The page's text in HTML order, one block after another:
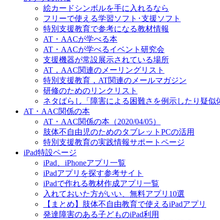
絵カードシンボルを手に入れるなら
フリーで使える学習ソフト･支援ソフト
特別支援教育で参考になる教材情報
AT・AACが学べる本
AT・AACが学べるイベント研究会
支援機器が常設展示されている場所
AT，AAC関連のメーリングリスト
特別支援教育，AT関連のメールマガジン
研修のためのリンクリスト
ネタばらし「障害による困難さを例示したり疑似
AT・AAC関係の本
AT・AAC関係の本（2020/04/05）
肢体不自由児のためのタブレットPCの活用
特別支援教育の実践情報サポートページ
iPad特設ページ
iPad、iPhoneアプリ一覧
iPadアプリを探す参考サイト
iPadで作れる教材作成アプリ一覧
入れておいた方がいい、無料アプリ10選
【まとめ】肢体不自由教育で使えるiPadアプリ
発達障害のある子どものiPad利用